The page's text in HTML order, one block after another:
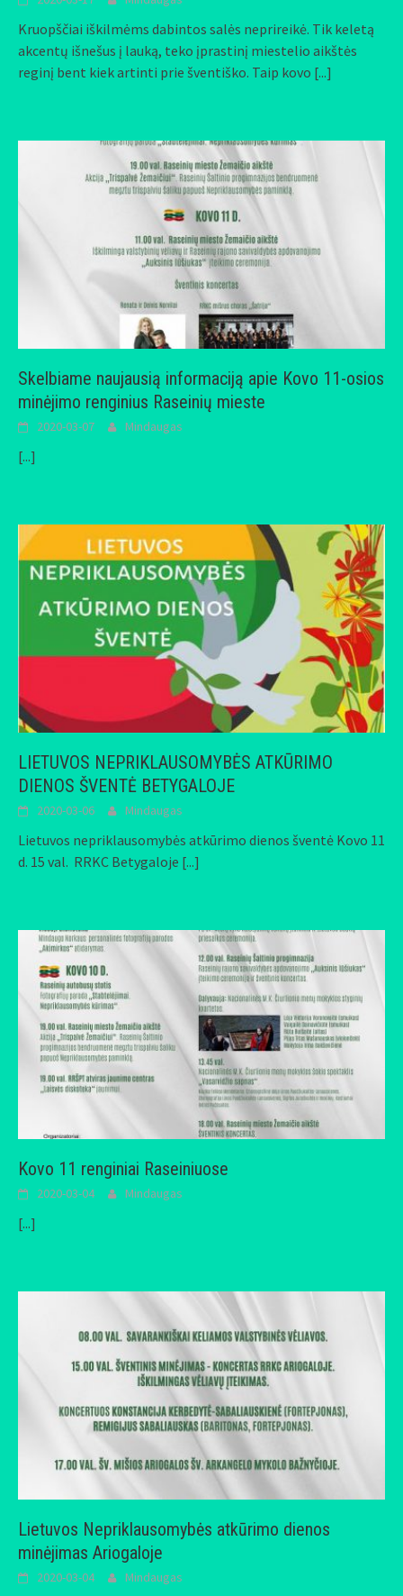
Kruopščiai iškilmėms dabintos salės neprireikė. Tik keletą
akcentų išnešus į lauką, teko įprastinį miestelio aikštės
reginį bent kiek artinti prie šventiško. Taip kovo [...]
Skelbiame naujausią informaciją apie Kovo 11-osios
minėjimo renginius Raseinių mieste
2020-03-07 Mindaugas
[...]
LIETUVOS NEPRIKLAUSOMYBĖS ATKŪRIMO
DIENOS ŠVENTĖ BETYGALOJE
2020-03-06 Mindaugas
Lietuvos nepriklausomybės atkūrimo dienos šventė Kovo 11
d. 15 val. RRKC Betygaloje [...]
Kovo 11 renginiai Raseiniuose
2020-03-04 Mindaugas
[...]
Lietuvos Nepriklausomybės atkūrimo dienos
minėjimas Ariogaloje
2020-03-04 Mindaugas